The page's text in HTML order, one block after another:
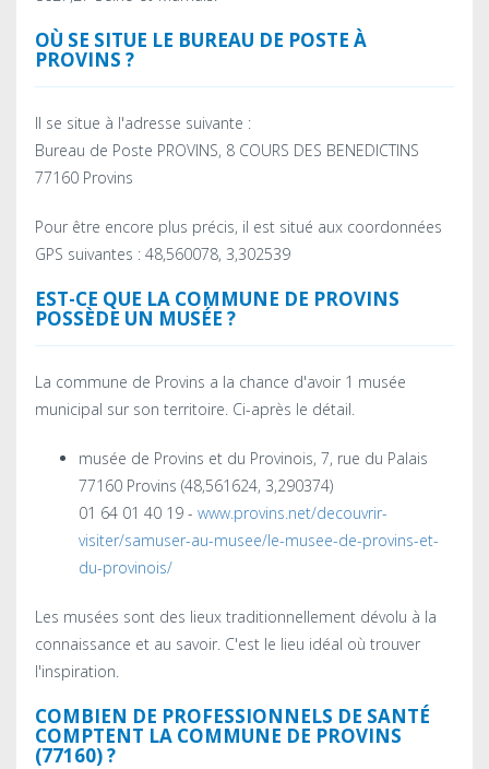
OÙ SE SITUE LE BUREAU DE POSTE À
PROVINS ?
Il se situe à l'adresse suivante :
Bureau de Poste PROVINS, 8 COURS DES BENEDICTINS
77160 Provins
Pour être encore plus précis, il est situé aux coordonnées
GPS suivantes : 48,560078, 3,302539
EST-CE QUE LA COMMUNE DE PROVINS
POSSÈDE UN MUSÉE ?
La commune de Provins a la chance d'avoir 1 musée
municipal sur son territoire. Ci-après le détail.
musée de Provins et du Provinois, 7, rue du Palais
77160 Provins (48,561624, 3,290374)
01 64 01 40 19 - www.provins.net/decouvrir-
visiter/samuser-au-musee/le-musee-de-provins-et-
du-provinois/
Les musées sont des lieux traditionnellement dévolu à la
connaissance et au savoir. C'est le lieu idéal où trouver
l'inspiration.
COMBIEN DE PROFESSIONNELS DE SANTÉ
COMPTENT LA COMMUNE DE PROVINS
(77160) ?